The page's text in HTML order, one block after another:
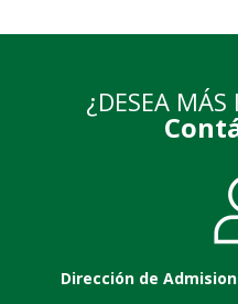
¿DESEA
Dirección de